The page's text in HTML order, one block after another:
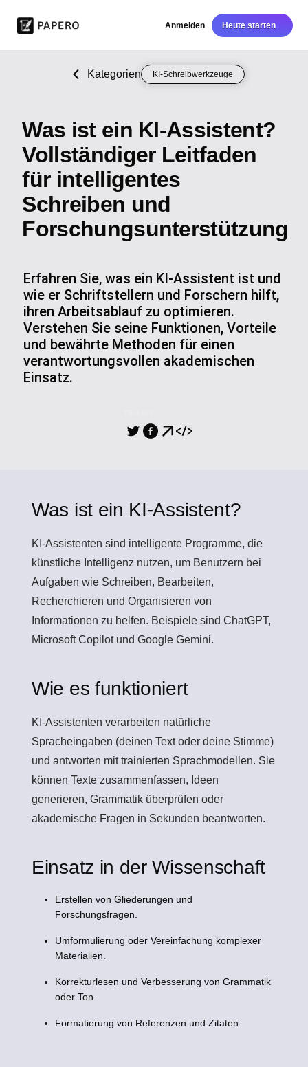
Anmelden Heute starten
Kategorien KI-Schreibwerkzeuge
Was ist ein KI-Assistent?
Vollständiger Leitfaden
für intelligentes
Schreiben und
Forschungsunterstützung
Erfahren Sie, was ein KI-Assistent ist und
wie er Schriftstellern und Forschern hilft,
ihren Arbeitsablauf zu optimieren.
Verstehen Sie seine Funktionen, Vorteile
und bewährte Methoden für einen
verantwortungsvollen akademischen
Einsatz.
Was ist ein KI-Assistent?
KI-Assistenten sind intelligente Programme, die
künstliche Intelligenz nutzen, um Benutzern bei
Aufgaben wie Schreiben, Bearbeiten,
Recherchieren und Organisieren von
Informationen zu helfen. Beispiele sind ChatGPT,
Microsoft Copilot und Google Gemini.
Wie es funktioniert
KI-Assistenten verarbeiten natürliche
Spracheingaben (deinen Text oder deine Stimme)
und antworten mit trainierten Sprachmodellen. Sie
können Texte zusammenfassen, Ideen
generieren, Grammatik überprüfen oder
akademische Fragen in Sekunden beantworten.
Einsatz in der Wissenschaft
Erstellen von Gliederungen und
Forschungsfragen.
Umformulierung oder Vereinfachung komplexer
Materialien.
Korrekturlesen und Verbesserung von Grammatik
oder Ton.
Formatierung von Referenzen und Zitaten.